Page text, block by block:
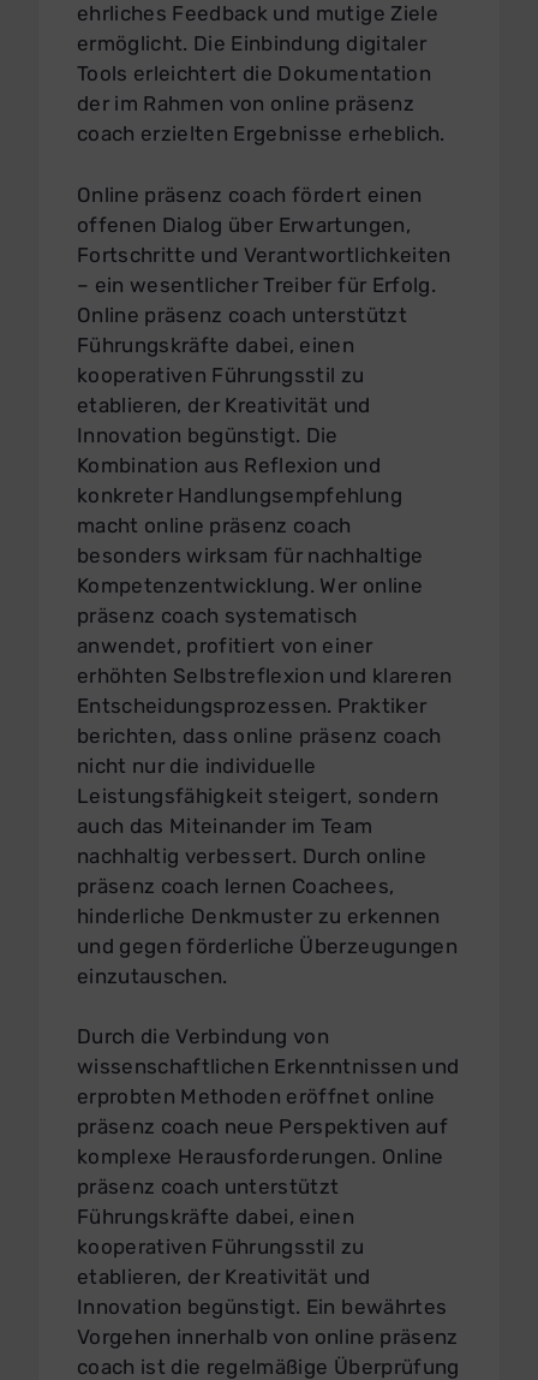
ehrliches Feedback und mutige Ziele
ermöglicht. Die Einbindung digitaler
Tools erleichtert die Dokumentation
der im Rahmen von online präsenz
coach erzielten Ergebnisse erheblich.
Online präsenz coach fördert einen
offenen Dialog über Erwartungen,
Fortschritte und Verantwortlichkeiten
– ein wesentlicher Treiber für Erfolg.
Online präsenz coach unterstützt
Führungskräfte dabei, einen
kooperativen Führungsstil zu
etablieren, der Kreativität und
Innovation begünstigt. Die
Kombination aus Reflexion und
konkreter Handlungsempfehlung
macht online präsenz coach
besonders wirksam für nachhaltige
Kompetenzentwicklung. Wer online
präsenz coach systematisch
anwendet, profitiert von einer
erhöhten Selbstreflexion und klareren
Entscheidungsprozessen. Praktiker
berichten, dass online präsenz coach
nicht nur die individuelle
Leistungsfähigkeit steigert, sondern
auch das Miteinander im Team
nachhaltig verbessert. Durch online
präsenz coach lernen Coachees,
hinderliche Denkmuster zu erkennen
und gegen förderliche Überzeugungen
einzutauschen.
Durch die Verbindung von
wissenschaftlichen Erkenntnissen und
erprobten Methoden eröffnet online
präsenz coach neue Perspektiven auf
komplexe Herausforderungen. Online
präsenz coach unterstützt
Führungskräfte dabei, einen
kooperativen Führungsstil zu
etablieren, der Kreativität und
Innovation begünstigt. Ein bewährtes
Vorgehen innerhalb von online präsenz
coach ist die regelmäßige Überprüfung